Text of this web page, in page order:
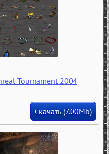
Tournament 2004
Скачать (7.00Mb)